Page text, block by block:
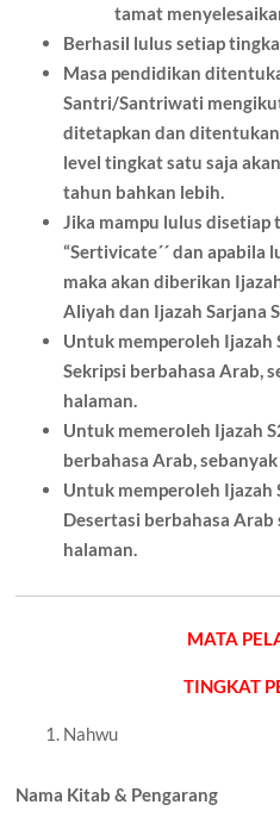
tamat
Berhasil lulus setiap
Masa pendidikan
Santri/Santriwati
ditetapkan dan
level tingkat satu saja
tahun bahkan lebih.
Jika mampu lulus disetiap
“Sertivicate´´ dan apabila
maka akan diberikan
Aliyah dan Ijazah Sarjana
Untuk memperoleh Ijazah
Sekripsi berbahasa Arab,
halaman.
Untuk memeroleh Ijazah
berbahasa Arab,
Untuk memperoleh Ijazah
Desertasi berbahasa
halaman.
MATA
TINGKAT
Nahwu
Nama Kitab & Pengarang